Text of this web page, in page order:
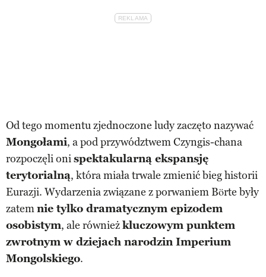
Od tego momentu zjednoczone ludy zaczęto nazywać
Mongołami, a pod przywództwem Czyngis-chana
rozpoczęli onispektakularną ekspansję
terytorialną, która miała trwale zmienić bieg historii
Eurazji. Wydarzenia związane z porwaniem Börte były
zatemnie tylko dramatycznym epizodem
osobistym, ale równieżkluczowym punktem
zwrotnym w dziejach narodzin Imperium
Mongolskiego.